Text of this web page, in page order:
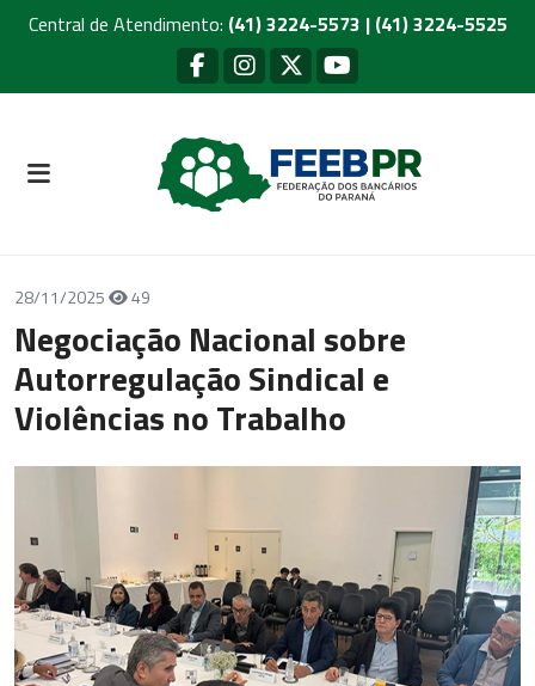
Central de Atendimento: (41) 3224-5573 | (41) 3224-5525
28/11/2025 49
Negociação Nacional sobre
Autorregulação Sindical e
Violências no Trabalho